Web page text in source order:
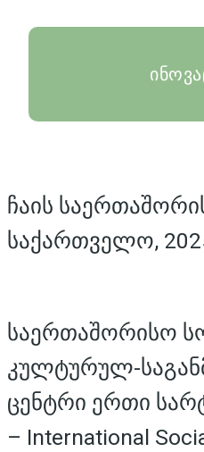
ჩაის
საქართველო,
საერთაშორისო
კულტურულ-
ცენტრი ერთი
– International